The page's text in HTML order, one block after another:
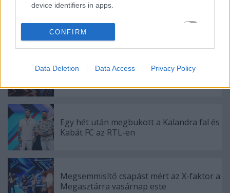
device identifiers in apps.
I want to allow Google to enable storage
related to functionality of the website or app.
related to personalization.
I want to allow Google to enable storage
functionality and fraud prevention, and other
user protection.
CONFIRM
Data Deletion Data Access Privacy Policy
évada az RTL-en
Idén nem változik az X-faktor
Egy hét után megbukott a Kalandra fal és
Kabát FC az RTL-en
Megsemmisítő csapást mért az X-faktor a
Megasztárra vasárnap este